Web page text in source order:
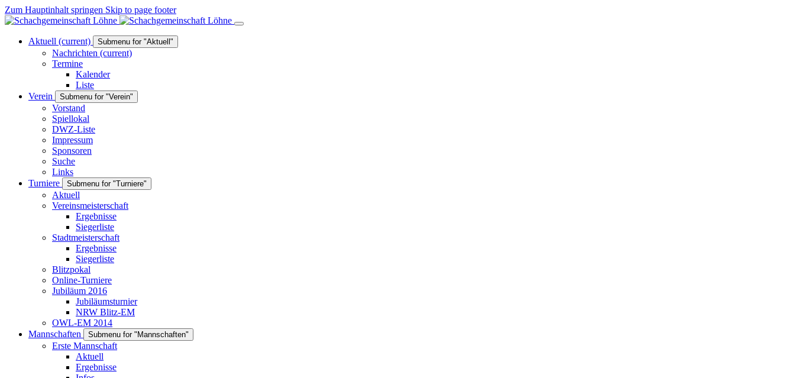
Zum Hauptinhalt springen Skip to page footer
Aktuell (current) Submenu for "Aktuell"
Nachrichten (current)
Termine
Kalender
Liste
Verein
Submenu for "Verein"
Vorstand
Spiellokal
DWZ-Liste
Impressum
Sponsoren
Suche
Links
Turniere
Submenu for "Turniere"
Aktuell
Vereinsmeisterschaft
Ergebnisse
Siegerliste
Stadtmeisterschaft
Ergebnisse
Siegerliste
Blitzpokal
Online-Turniere
Jubiläum 2016
Jubiläumsturnier
NRW Blitz-EM
OWL-EM 2014
Mannschaften
Submenu for "Mannschaften"
Erste Mannschaft
Aktuell
Ergebnisse